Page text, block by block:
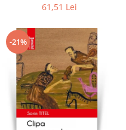
colonel!
61,51 Lei
-21%